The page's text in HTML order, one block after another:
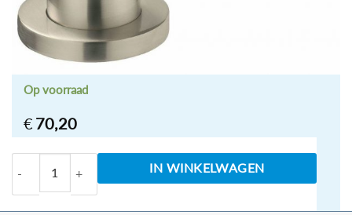
€ 70,20
Op voorraad
Amador KIWA Toiletkraan keramiek 1/2" geborsteld
IN WINKELWAGEN